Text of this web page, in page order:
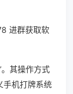
进群获取软
其操作方式
手机打牌系统